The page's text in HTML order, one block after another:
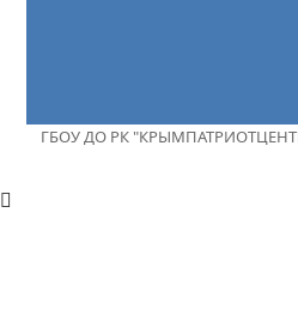
ГБОУ ДО РК